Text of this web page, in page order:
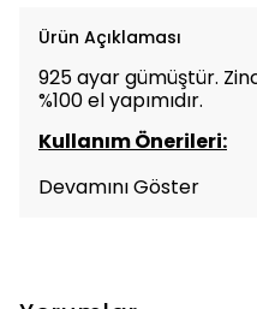
Ürün Açıklaması
925 ayar gümüştür.
%100 el yapımıdır.
Kullanım Önerileri:
Devamını Göster